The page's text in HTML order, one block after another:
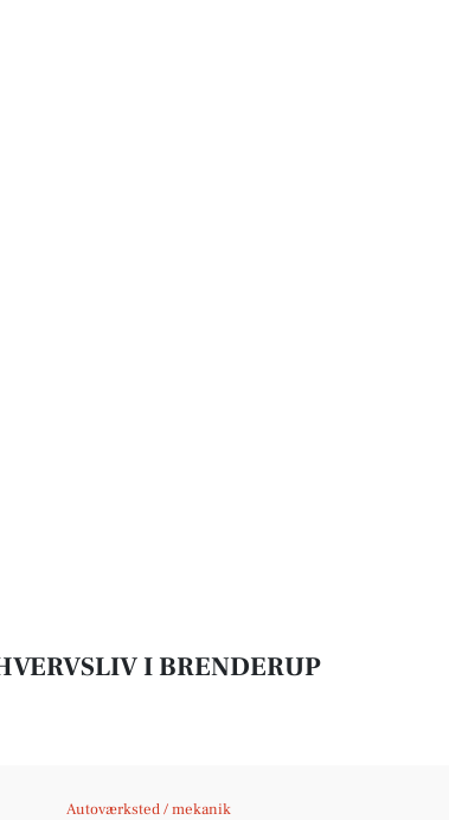
I BRENDERUP
Autoværksted / mekanik